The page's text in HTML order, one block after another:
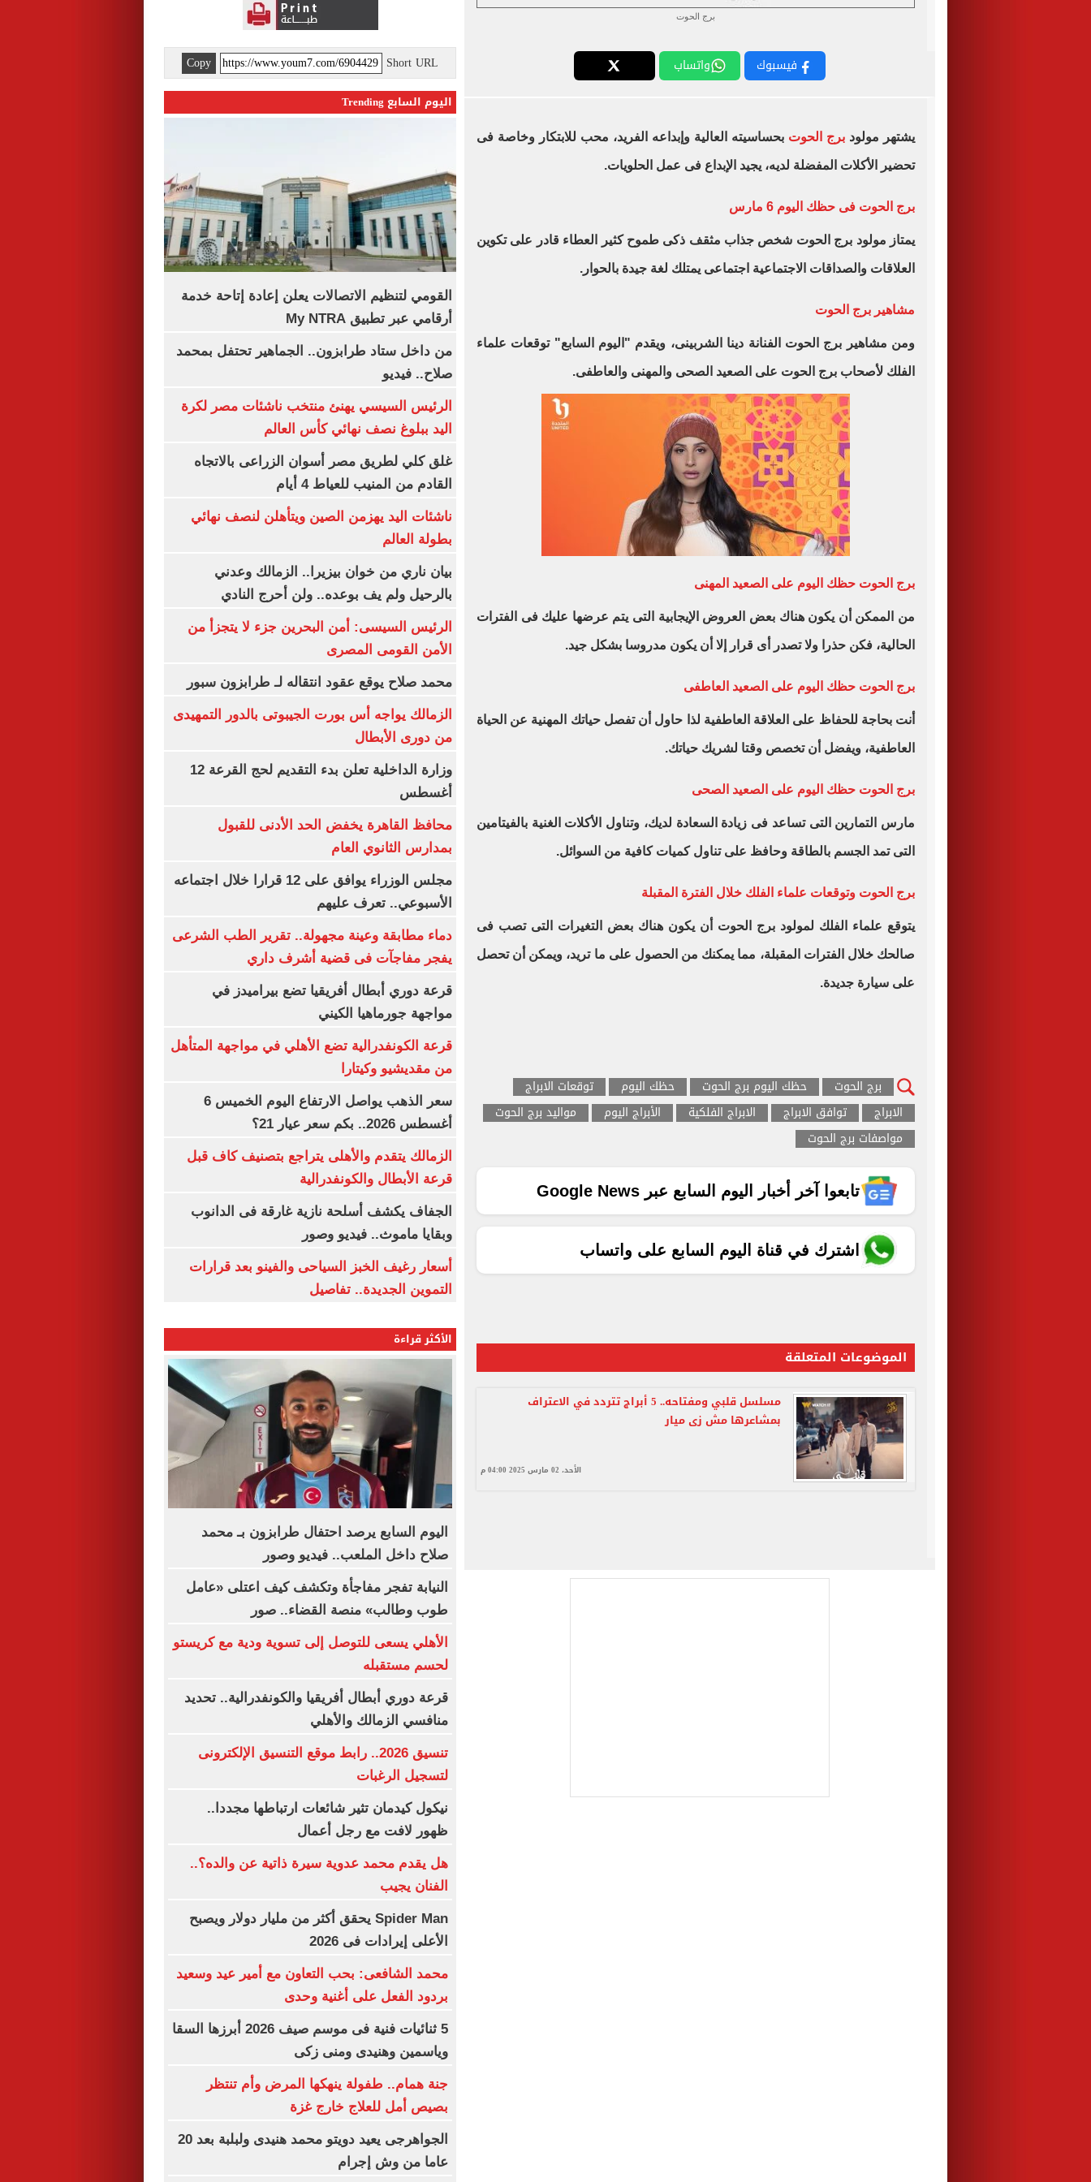
برج الحوت
فيسبوك واتساب
يشتهر مولود برج الحوت بحساسيته العالية وإبداعه الفريد، محب للابتكار وخاصة فى
تحضير الأكلات المفضلة لديه، يجيد الإبداع فى عمل الحلويات.
برج الحوت فى حظك اليوم 6 مارس
يمتاز مولود برج الحوت شخص جذاب مثقف ذكى طموح كثير العطاء قادر على تكوين
العلاقات والصداقات الاجتماعية اجتماعى يمتلك لغة جيدة بالحوار.
مشاهير برج الحوت
ومن مشاهير برج الحوت الفنانة دينا الشربينى، ويقدم "اليوم السابع" توقعات علماء
الفلك لأصحاب برج الحوت على الصعيد الصحى والمهنى والعاطفى.
برج الحوت حظك اليوم على الصعيد المهنى
‏من الممكن أن يكون هناك بعض العروض الإيجابية التى يتم عرضها عليك فى الفترات
الحالية، فكن حذرا ولا تصدر أى قرار إلا أن يكون مدروسا بشكل جيد.
برج الحوت حظك اليوم على الصعيد العاطفى
‏أنت بحاجة للحفاظ على العلاقة العاطفية لذا حاول أن تفصل حياتك المهنية عن الحياة
العاطفية، ويفضل أن تخصص وقتا لشريك حياتك.
برج الحوت حظك اليوم على الصعيد الصحى
‏مارس التمارين التى تساعد فى زيادة السعادة لديك، وتناول الأكلات الغنية بالفيتامين
التى تمد الجسم بالطاقة وحافظ على تناول كميات كافية من السوائل.
برج الحوت وتوقعات علماء الفلك خلال الفترة المقبلة
‏يتوقع علماء الفلك لمولود برج الحوت أن يكون هناك بعض التغيرات التى تصب فى
صالحك خلال الفترات المقبلة، مما يمكنك من الحصول على ما تريد، ويمكن أن تحصل
على سيارة جديدة.
برج الحوت حظك اليوم برج الحوت حظك اليوم
توقعات الابراج
الابراج
توافق الابراج الابراج الفلكية الأبراج اليوم
مواليد برج الحوت
مواصفات برج الحوت
تابعوا آخر أخبار اليوم السابع عبر Google News
اشترك في قناة اليوم السابع على واتساب
الموضوعات المتعلقة
مسلسل قلبي ومفتاحه.. 5 أبراج تتردد في الاعتراف
بمشاعرها مش زى ميار
الأحد، 02 مارس 2025 04:00 م
Short URL
Copy
اليوم السابع Trending
القومي لتنظيم الاتصالات يعلن إعادة إتاحة خدمة
أرقامي عبر تطبيق My NTRA
من داخل ستاد طرابزون.. الجماهير تحتفل بمحمد
صلاح.. فيديو
الرئيس السيسي يهنئ منتخب ناشئات مصر لكرة
اليد ببلوغ نصف نهائي كأس العالم
غلق كلي لطريق مصر أسوان الزراعى بالاتجاه
القادم من المنيب للعياط 4 أيام
ناشئات اليد يهزمن الصين ويتأهلن لنصف نهائي
بطولة العالم
بيان ناري من خوان بيزيرا.. الزمالك وعدني
بالرحيل ولم يف بوعده.. ولن أحرج النادي
الرئيس السيسى: أمن البحرين جزء لا يتجزأ من
الأمن القومى المصرى
محمد صلاح يوقع عقود انتقاله لـ طرابزون سبور
الزمالك يواجه أس بورت الجيبوتى بالدور التمهيدى
من دورى الأبطال
وزارة الداخلية تعلن بدء التقديم لحج القرعة 12
أغسطس
محافظ القاهرة يخفض الحد الأدنى للقبول
بمدارس الثانوي العام
مجلس الوزراء يوافق على 12 قرارا خلال اجتماعه
الأسبوعي.. تعرف عليهم
دماء مطابقة وعينة مجهولة.. تقرير الطب الشرعى
يفجر مفاجآت فى قضية أشرف داري
قرعة دوري أبطال أفريقيا تضع بيراميدز في
مواجهة جورماهيا الكيني
قرعة الكونفدرالية تضع الأهلي في مواجهة المتأهل
من مقديشيو وكيتارا
سعر الذهب يواصل الارتفاع اليوم الخميس 6
أغسطس 2026.. بكم سعر عيار 21؟
الزمالك يتقدم والأهلى يتراجع بتصنيف كاف قبل
قرعة الأبطال والكونفدرالية
الجفاف يكشف أسلحة نازية غارقة فى الدانوب
وبقايا ماموث.. فيديو وصور
أسعار رغيف الخبز السياحى والفينو بعد قرارات
التموين الجديدة.. تفاصيل
الأكثر قراءة
اليوم السابع يرصد احتفال طرابزون بـ محمد
صلاح داخل الملعب.. فيديو وصور
النيابة تفجر مفاجأة وتكشف كيف اعتلى «عامل
طوب وطالب» منصة القضاء.. صور
الأهلي يسعى للتوصل إلى تسوية ودية مع كريستو
لحسم مستقبله
قرعة دوري أبطال أفريقيا والكونفدرالية.. تحديد
منافسي الزمالك والأهلي
تنسيق 2026.. رابط موقع التنسيق الإلكترونى
لتسجيل الرغبات
نيكول كيدمان تثير شائعات ارتباطها مجددا..
ظهور لافت مع رجل أعمال
هل يقدم محمد عدوية سيرة ذاتية عن والده؟..
الفنان يجيب
Spider Man يحقق أكثر من مليار دولار ويصبح
الأعلى إيرادات فى 2026
محمد الشافعى: بحب التعاون مع أمير عيد وسعيد
بردود الفعل على أغنية وحدى
5 ثنائيات فنية فى موسم صيف 2026 أبرزها السقا
وياسمين وهنيدى ومنى زكى
جنة همام.. طفولة ينهكها المرض وأم تنتظر
بصيص أمل للعلاج خارج غزة
الجواهرجى يعيد دويتو محمد هنيدى ولبلبة بعد 20
عاما من وش إجرام